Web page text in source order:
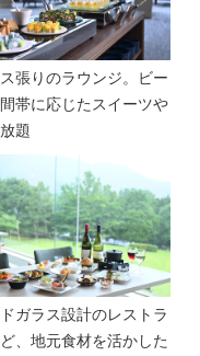
張りのラウンジ。ビー
帯に応じたスイーツや
題
ガラス設計のレストラ
、地元食材を活かした